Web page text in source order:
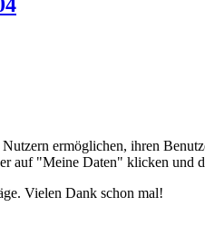
ermöglichen, ihren
auf "Meine Daten" klicken und
Vielen Dank schon mal!